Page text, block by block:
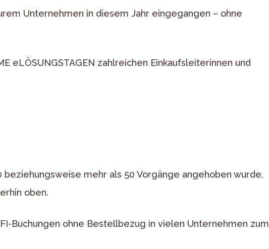
Unternehmen in diesem Jahr eingegangen – ohne
eLÖSUNGSTAGEN zahlreichen Einkaufsleiterinnen und
mehr als 50 Vorgänge angehoben wurde,
oben.
Buchungen ohne Bestellbezug in vielen Unternehmen zum